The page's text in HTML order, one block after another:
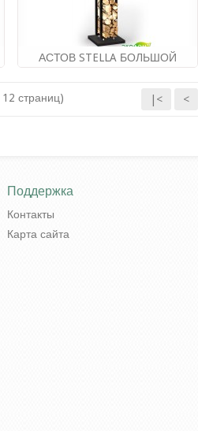
АСТОВ STELLA БОЛЬШОЙ
(металл)
|< <
страниц)
Поддержка
Контакты
Карта сайта